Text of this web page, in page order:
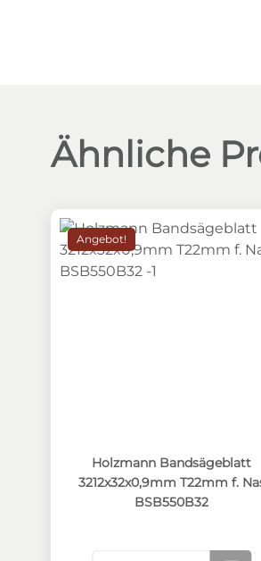
Ähnliche
Angebot!
Holzmann Bandsägeblatt
3212x32x0,9mm T22mm f.
BSB550B32